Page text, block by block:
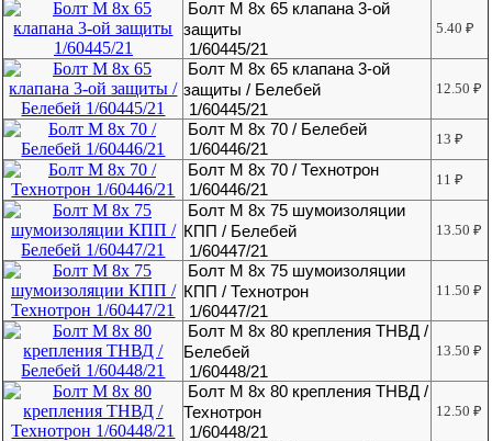
Болт М 8х 65 клапана 3-ой
защиты
1/60445/21
5.40₽
Болт М 8х 65 клапана 3-ой
защиты / Белебей
1/60445/21
12.50₽
Болт М 8х 70 / Белебей
1/60446/21
13₽
Болт М 8х 70 / Технотрон
1/60446/21
11₽
Болт М 8х 75 шумоизоляции
КПП / Белебей
1/60447/21
13.50₽
Болт М 8х 75 шумоизоляции
КПП / Технотрон
1/60447/21
11.50₽
Болт М 8х 80 крепления ТНВД /
Белебей
1/60448/21
13.50₽
Болт М 8х 80 крепления ТНВД /
Технотрон
1/60448/21
12.50₽